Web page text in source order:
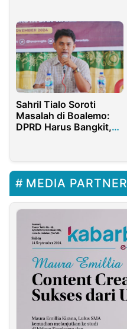
Sahril Tialo Soroti
Masalah di Boalemo:
DPRD Harus Bangkit,
MEDIA PARTNER